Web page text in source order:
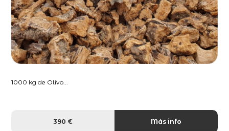
1000 kg de Olivo...
390 € Más info